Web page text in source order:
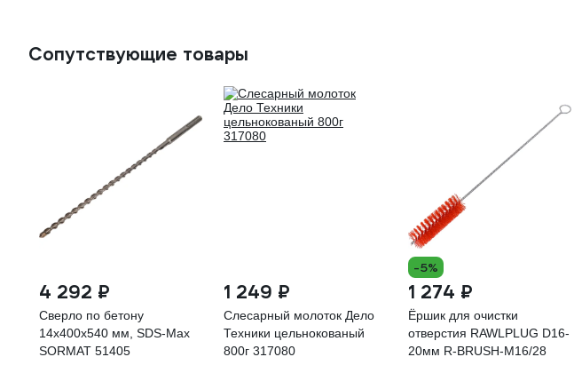
Сопутствующие товары
4 292 ₽
Сверло по бетону
14x400x540 мм, SDS-Max
SORMAT 51405
1 249 ₽
Слесарный молоток Дело
Техники цельнокованый
800г 317080
-5%
1 274 ₽
Ёршик для очистки
отверстия RAWLPLUG D16-
20мм R-BRUSH-M16/28